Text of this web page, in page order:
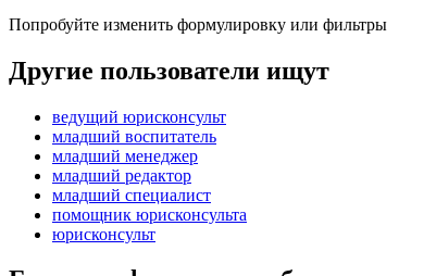
Попробуйте изменить формулировку или фильтры
Другие пользователи ищут
ведущий юрисконсульт
младший воспитатель
младший менеджер
младший редактор
младший специалист
помощник юрисконсульта
юрисконсульт